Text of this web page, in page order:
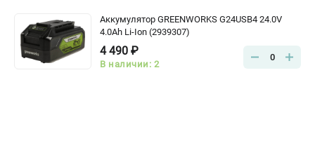
Аккумулятор GREENWORKS G24USB4 24.0V
4.0Ah Li-Ion (2939307)
4 490 ₽
В наличии: 2
0